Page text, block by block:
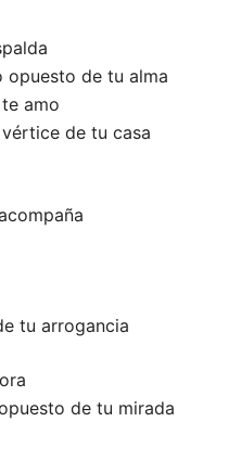
opuesto de tu alma
amo
de tu casa
tu arrogancia
de tu mirada